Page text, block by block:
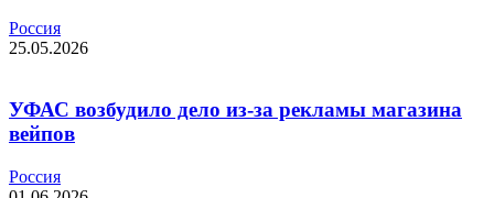
Россия
25.05.2026
УФАС возбудило дело из-за рекламы магазина
вейпов
Россия